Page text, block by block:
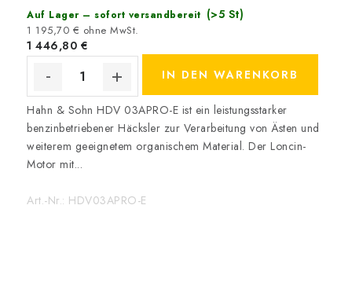
Auf Lager – sofort versandbereit (>5 St)
1 195,70 € ohne MwSt.
1 446,80 €
IN DEN WARENKORB
Hahn & Sohn HDV 03APRO-E ist ein leistungsstarker
benzinbetriebener Häcksler zur Verarbeitung von Ästen und
weiterem geeignetem organischem Material. Der Loncin-
Motor mit...
Art.-Nr.: HDV03APRO-E